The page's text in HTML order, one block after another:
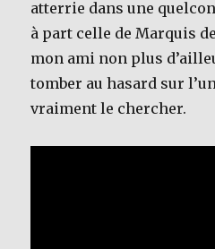
atterrie dans une
à part celle de Marquis
mon ami non plus
tomber au hasard sur
vraiment le chercher.